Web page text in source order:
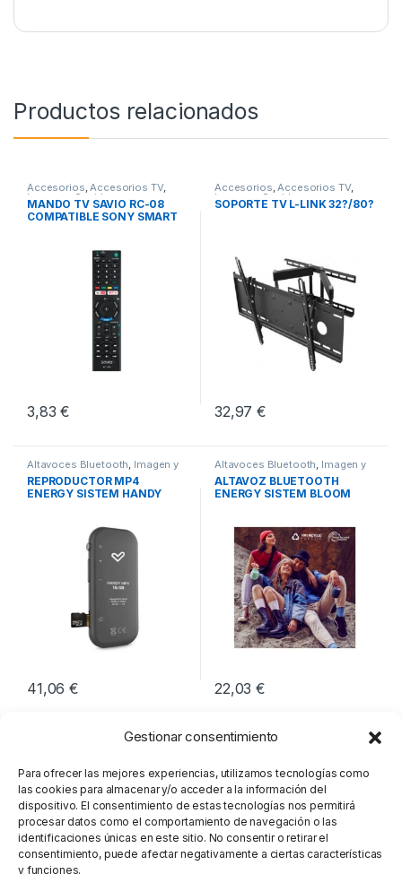
Gestionar consentimiento
Para ofrecer las mejores experiencias, utilizamos tecnologías como
las cookies para almacenar y/o acceder a la información del
dispositivo. El consentimiento de estas tecnologías nos permitirá
procesar datos como el comportamiento de navegación o las
identificaciones únicas en este sitio. No consentir o retirar el
consentimiento, puede afectar negativamente a ciertas características
y funciones.
Productos relacionados
Accesorios,Accesorios TV,
Imagen y Sonido
MANDO TV SAVIO RC-08
COMPATIBLE SONY SMART
3,83€
Accesorios,Accesorios TV,
Imagen y Sonido
SOPORTE TV L-LINK 32?/80?
32,97€
Altavoces Bluetooth, Imagen y
Sonido ,Sonido
REPRODUCTOR MP4
ENERGY SISTEM HANDY
41,06€
Altavoces Bluetooth, Imagen y
Sonido,Sonido
ALTAVOZ BLUETOOTH
ENERGY SISTEM BLOOM
22,03€